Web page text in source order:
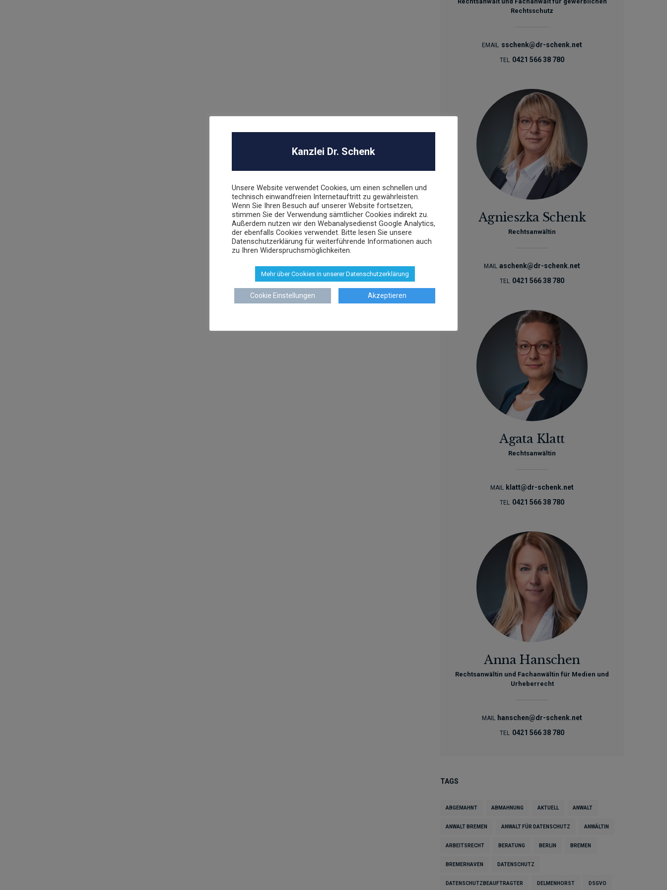
Rechtsschutz
EMAIL sschenk@dr-schenk.net
TEL 0421 566 38 780
Agnieszka Schenk
Rechtsanwältin
MAIL aschenk@dr-schenk.net
TEL 0421 566 38 780
Agata Klatt
Rechtsanwältin
MAIL klatt@dr-schenk.net
TEL 0421 566 38 780
Anna Hanschen
Rechtsanwältin und Fachanwältin für Medien und
Urheberrecht
MAIL hanschen@dr-schenk.net
TEL 0421 566 38 780
TAGS
ABGEMAHNT ABMAHNUNG AKTUELL ANWALT
ANWALT BREMEN ANWALT FÜR DATENSCHUTZ ANWÄLTIN
ARBEITSRECHT BERATUNG BERLIN BREMEN
BREMERHAVEN DATENSCHUTZ
DATENSCHUTZBEAUFTRAGTER DELMENHORST DSGVO
Kanzlei Dr. Schenk
Unsere Website verwendet Cookies, um einen schnellen und
technisch einwandfreien Internetauftritt zu gewährleisten.
Wenn Sie Ihren Besuch auf unserer Website fortsetzen,
stimmen Sie der Verwendung sämtlicher Cookies indirekt zu.
Außerdem nutzen wir den Webanalysedienst Google Analytics,
der ebenfalls Cookies verwendet. Bitte lesen Sie unsere
Datenschutzerklärung für weiterführende Informationen auch
zu Ihren Widerspruchsmöglichkeiten.
Mehr über Cookies in unserer Datenschutzerklärung
Cookie Einstellungen Akzeptieren